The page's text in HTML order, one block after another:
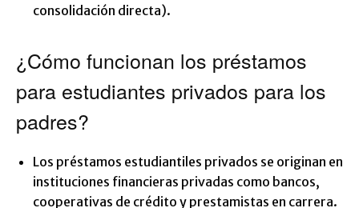
consolidación directa).
¿Cómo funcionan los préstamos
para estudiantes privados para los
padres?
Los préstamos estudiantiles privados se originan en
instituciones financieras privadas como bancos,
cooperativas de crédito y prestamistas en carrera.